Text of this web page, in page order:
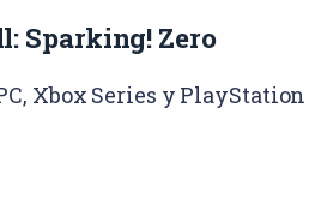
Sparking! Zero
, Xbox Series y PlayStation